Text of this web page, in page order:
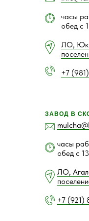
часы
обед с
ЛО,
+7
ЗАВОД В
часы
обед с
ЛО,
+7 (921)